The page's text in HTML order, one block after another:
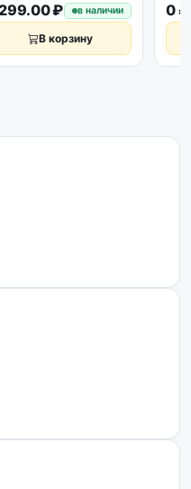
₽ в наличии
В корзину
0 ₽